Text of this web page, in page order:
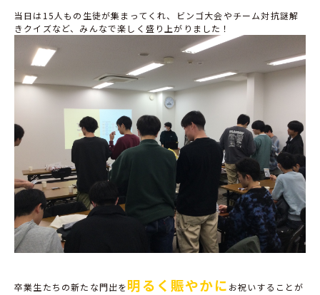
当日は15人もの生徒が集まってくれ、ビンゴ大会やチーム対抗謎解
きクイズなど、みんなで楽しく盛り上がりました！
卒業生たちの新たな門出を明るく賑やかに お祝いすることが